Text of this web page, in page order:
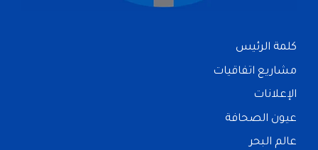
كلمة الرئيس
مشاريع اتفاقيات
الإعلانات
عيون الصحافة
عالم البحر